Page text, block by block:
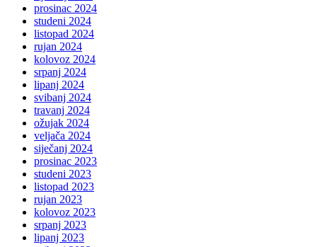
prosinac 2024
studeni 2024
listopad 2024
rujan 2024
kolovoz 2024
srpanj 2024
lipanj 2024
svibanj 2024
travanj 2024
ožujak 2024
veljača 2024
siječanj 2024
prosinac 2023
studeni 2023
listopad 2023
rujan 2023
kolovoz 2023
srpanj 2023
lipanj 2023